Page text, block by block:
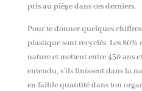
pris au piège dans ces derniers.
Pour te donner quelques
plastique sont recyclés. Les 80%
nature et mettent entre 450 ans
entendu, s’ils finissent dans la
en faible quantité dans ton